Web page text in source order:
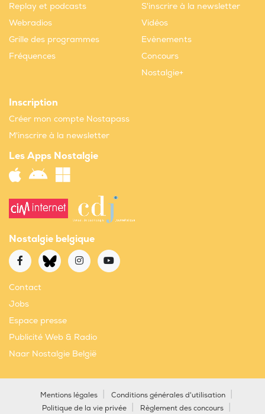
Replay et podcasts
Webradios
Grille des programmes
Fréquences
S'inscrire à la newsletter
Vidéos
Evènements
Concours
Nostalgie+
Inscription
Créer mon compte Nostapass
M'inscrire à la newsletter
Les Apps Nostalgie
Nostalgie belgique
Contact
Jobs
Espace presse
Publicité Web & Radio
Naar Nostalgie België
Mentions légales
Conditions générales d'utilisation
Politique de la vie privée
Règlement des concours